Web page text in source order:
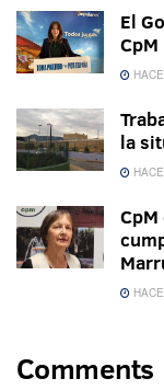
El
la
Comments